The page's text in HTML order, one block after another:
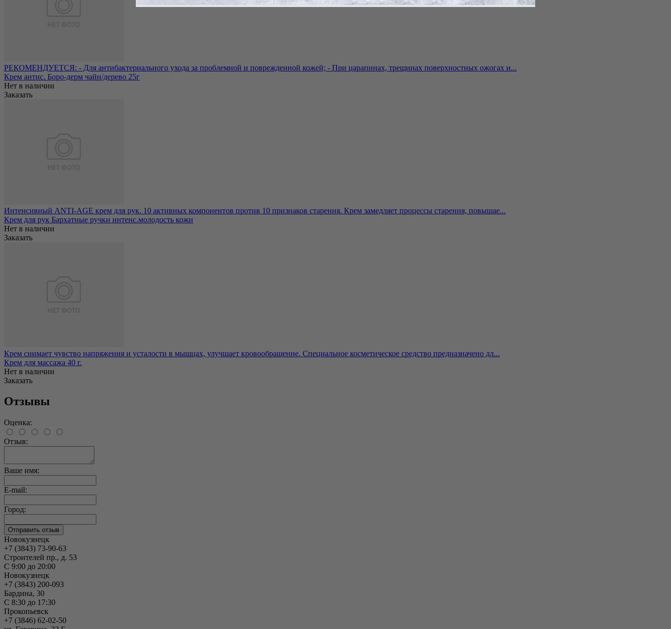
РЕКОМЕНДУЕТСЯ: - Для антибактериального ухода за проблемной и поврежденной кожей; - При царапинах, трещинах поверхностных ожогах и...
Крем антис. Боро-дерм чайн/дерево 25г
Нет в наличии
Заказать
Интенсивный ANTI-AGE крем для рук. 10 активных компонентов против 10 признаков старения. Крем замедляет процессы старения, повышае...
Крем для рук Бархатные ручки интенс.молодость кожи
Нет в наличии
Заказать
Крем снимает чувство напряжения и усталости в мышцах, улучшает кровообращение. Специальное косметическое средство предназначено дл...
Крем для массажа 40 г.
Нет в наличии
Заказать
Отзывы
Оценка:
Отзыв:
Ваше имя:
E-mail:
Город:
Новокузнецк
+7 (3843) 73-90-63
Строителей пр., д. 53
С 9:00 до 20:00
Новокузнецк
+7 (3843) 200-093
Бардина, 30
С 8:30 до 17:30
Прокопьевск
+7 (3846) 62-02-50